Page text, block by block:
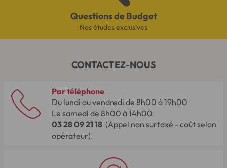
Questions de Budget
Nos études exclusives
CONTACTEZ-NOUS
Par téléphone
Du lundi au vendredi de 8h00 à 19h00
Le samedi de 8h00 à 14h00.
03 28 09 21 18 (Appel non surtaxé - coût selon
opérateur).